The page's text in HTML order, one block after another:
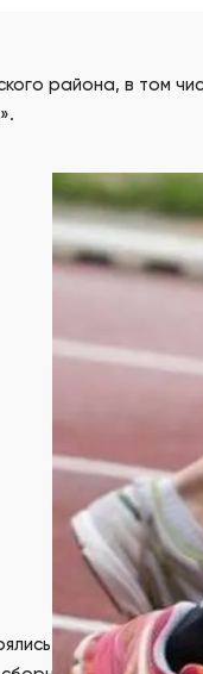
района, в том
сегодня в